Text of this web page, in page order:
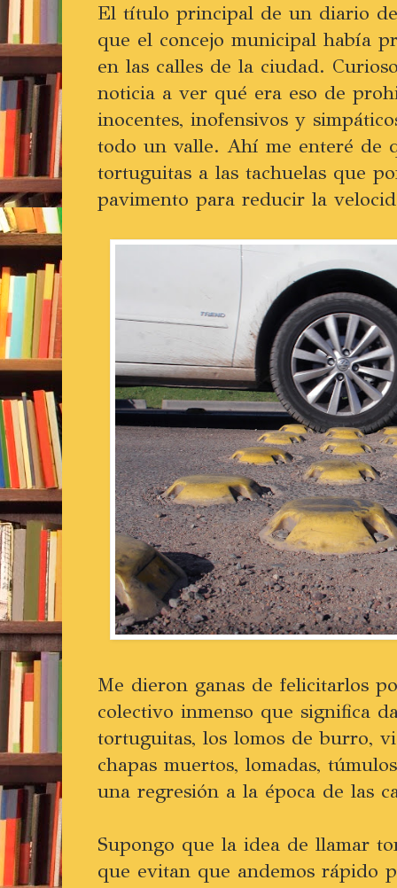
El título principal de un diario de
que el concejo municipal había
en las calles de la ciudad.
noticia a ver qué era eso de
inocentes, inofensivos y
todo un valle. Ahí me enteré de
tortuguitas a las tachuelas que
pavimento para reducir la
Me dieron ganas de felicitarlos
colectivo inmenso que significa
tortuguitas, los lomos de burro,
chapas muertos, lomadas,
una regresión a la época de las
Supongo que la idea de llamar
que evitan que andemos rápido